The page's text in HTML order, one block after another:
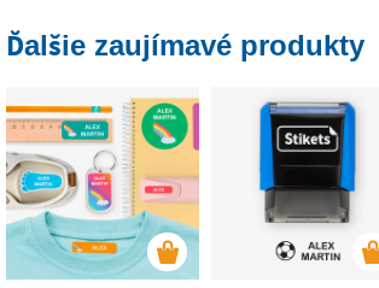
Ďalšie zaujímavé produkty